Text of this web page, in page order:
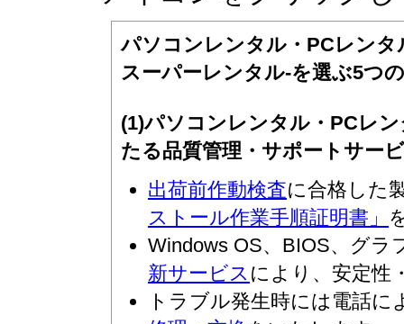
パソコンレンタル・PCレンタ
スーパーレンタル-を選ぶ5つ
(1)パソコンレンタル・PCレ
たる品質管理・サポートサー
出荷前作動検査に合格した
ストール作業手順証明書」
Windows OS、BIOS、グラ
新サービス により、安定性
トラブル発生時には電話